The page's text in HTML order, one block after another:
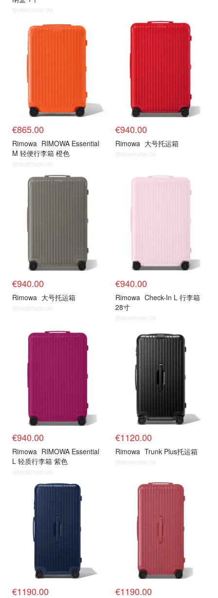
@dealmoon.de
€865.00
Rimowa RIMOWA Essential
M 轻便行李箱 橙色
@dealmoon.de
€940.00
Rimowa 大号托运箱
@dealmoon.de
€940.00
Rimowa 大号托运箱
@dealmoon.de
€940.00
Rimowa Check-In L 行李箱
28寸
@dealmoon.de
€940.00
Rimowa RIMOWA Essential
L 轻质行李箱 紫色
@dealmoon.de
€1120.00
Rimowa Trunk Plus托运箱
@dealmoon.de
€1190.00 €1190.00